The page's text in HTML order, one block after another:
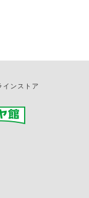
インストア